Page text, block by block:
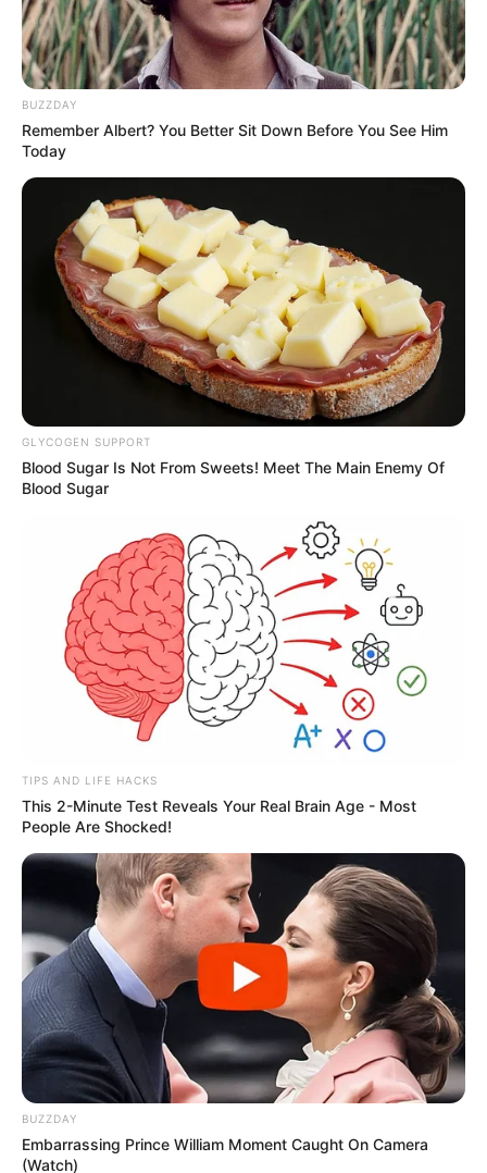
ΤΑΥΤΟΤΗΤΑ ΚΑΙ ΕΠΙΚΟΙΝΩΝΙΑ
BUZZDAY
Remember Albert? You Better Sit Down Before You See Him
Today
GLYCOGEN SUPPORT
Blood Sugar Is Not From Sweets! Meet The Main Enemy Of
Blood Sugar
TIPS AND LIFE HACKS
This 2-Minute Test Reveals Your Real Brain Age - Most
People Are Shocked!
BUZZDAY
Embarrassing Prince William Moment Caught On Camera
(Watch)